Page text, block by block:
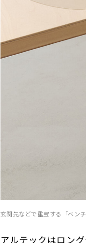
玄関先などで重宝する「ベン
アルテックはロン